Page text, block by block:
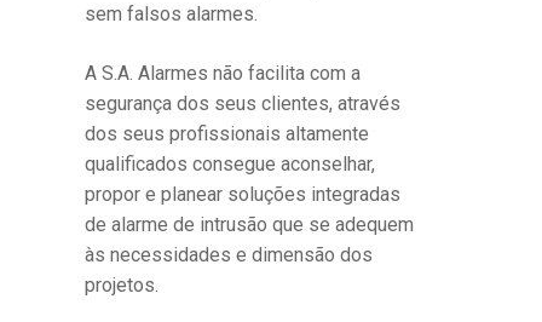
sem falsos alarmes.
A S.A. Alarmes não facilita com a
segurança dos seus clientes, através
dos seus profissionais altamente
qualificados consegue aconselhar,
propor e planear soluções integradas
de alarme de intrusão que se adequem
às necessidades e dimensão dos
projetos.